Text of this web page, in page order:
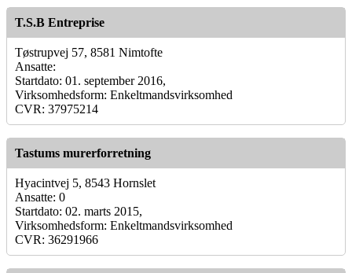
T.S.B Entreprise
Tøstrupvej 57, 8581 Nimtofte
Ansatte:
Startdato: 01. september 2016,
Virksomhedsform: Enkeltmandsvirksomhed
CVR: 37975214
Tastums murerforretning
Hyacintvej 5, 8543 Hornslet
Ansatte: 0
Startdato: 02. marts 2015,
Virksomhedsform: Enkeltmandsvirksomhed
CVR: 36291966